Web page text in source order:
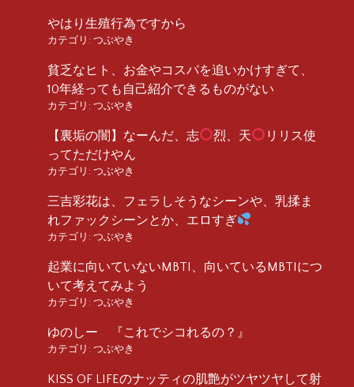
やはり生殖行為ですから
カテゴリ: つぶやき
貧乏なヒト、お金やコスパを追いかけすぎて、
10年経っても自己紹介できるものがない
カテゴリ: つぶやき
【裏垢の闇】なーんだ、志 烈、天
リリス使
ってただけやん
カテゴリ: つぶやき
三吉彩花は、フェラしそうなシーンや、乳揉ま
れファックシーンとか、エロすぎ
カテゴリ: つぶやき
起業に向いていないMBTI、向いているMBTIにつ
いて考えてみよう
カテゴリ: つぶやき
ゆのしー 『これでシコれるの？』
カテゴリ: つぶやき
KISS OF LIFEのナッティの肌艶がツヤツヤして射